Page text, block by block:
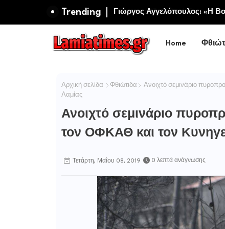
Trending Πανηγυρίζει η Ιερά
Home
Αρχική σελίδα Φθιώτιδα
Ανοιχτό σεμινάριο
Λαμίας
Ανοιχτό σεμινάριο
τον ΟΦΚΑΘ και τον
Τετάρτη, Μαΐου 08, 2019 0 λεπτά ανάγνωσης